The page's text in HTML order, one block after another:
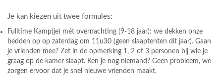
Je kan kiezen uit twee formules:
Fulltime Kamp(je) mét overnachting (9-18 jaar): we dekken onze
bedden op op zaterdag om 11u30 (geen slaaptenten dit jaar). Gaan
je vrienden mee? Zet in de opmerking 1, 2 of 3 personen bij wie je
graag op de kamer slaapt. Ken je nog niemand? Geen probleem, we
zorgen ervoor dat je snel nieuwe vrienden maakt.